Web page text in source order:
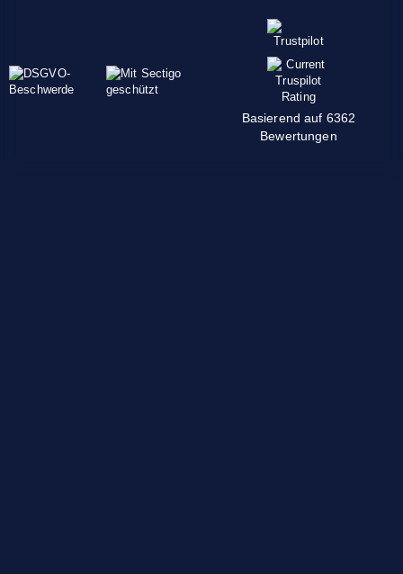
Basierend auf 6362
Bewertungen